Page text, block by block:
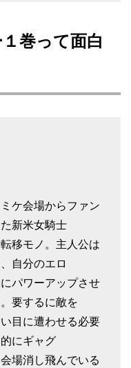
巻って面白
ケ会場からファン
新米女騎士
移モノ。主人公は
自分のエロ
パワーアップさせ
要するに敵を
目に遭わせる必要
にギャグ
場消し飛んでいる